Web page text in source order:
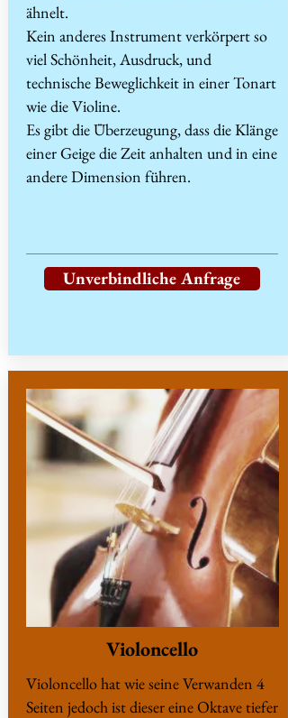
ähnelt.
Kein anderes Instrument verkörpert so
viel Schönheit, Ausdruck, und
technische Beweglichkeit in einer Tonart
wie die Violine.
Es gibt die Überzeugung, dass die Klänge
einer Geige die Zeit anhalten und in eine
andere Dimension führen.
Unverbindliche Anfrage
Violoncello
Violoncello hat wie seine Verwanden 4
Seiten jedoch ist dieser eine Oktave tiefer